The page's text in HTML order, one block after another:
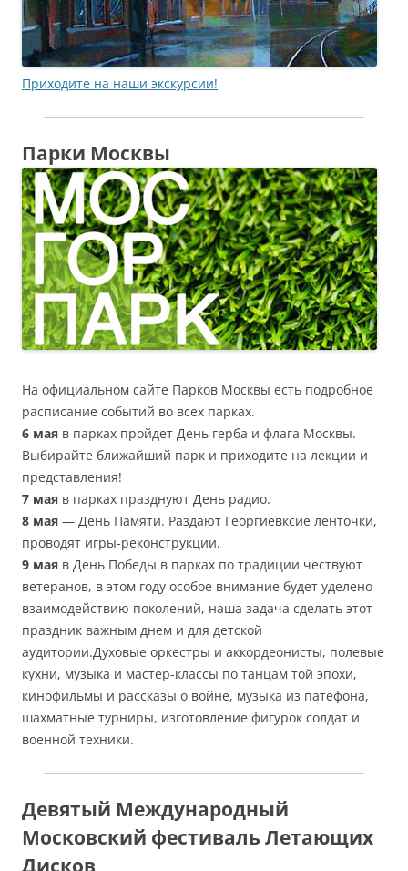
Приходите на наши экскурсии!
Парки Москвы
На официальном сайте Парков Москвы есть подробное
расписание событий во всех парках.
6 мая в парках пройдет День герба и флага Москвы.
Выбирайте ближайший парк и приходите на лекции и
представления!
7 мая в парках празднуют День радио.
8 мая — День Памяти. Раздают Георгиевксие ленточки,
проводят игры-реконструкции.
9 мая в День Победы в парках по традиции чествуют
ветеранов, в этом году особое внимание будет уделено
взаимодействию поколений, наша задача сделать этот
праздник важным днем и для детской
аудитории.Духовые оркестры и аккордеонисты, полевые
кухни, музыка и мастер-классы по танцам той эпохи,
кинофильмы и рассказы о войне, музыка из патефона,
шахматные турниры, изготовление фигурок солдат и
военной техники.
Девятый Международный
Московский фестиваль Летающих
Дисков